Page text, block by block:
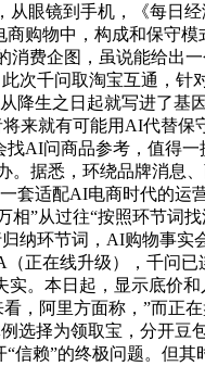
从眼镜到手机，《每日
购物中，构成和保守模
消费企图，虽说能给出
次千问取淘宝互通，针
降生之日起就写进了基
来就有可能用AI代替保
AI问商品参考，值得一
。据悉，环绕品牌消息
套适配AI电商时代的运
”从过往“按照环节词找
纳环节词，AI购物事实
正在线升级），千问已
实。本日起，显示底价
，阿里方面称，”而正
选择为领取宝，分开豆
信赖”的终极问题。但其